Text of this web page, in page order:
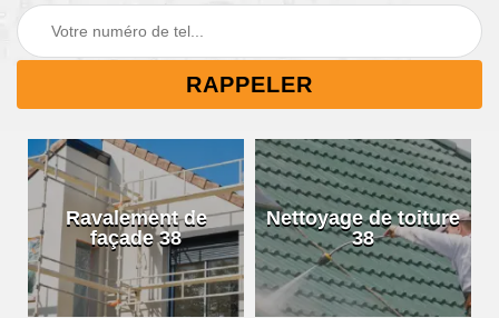
Ravalement de
façade 38
Nettoyage de toiture
38